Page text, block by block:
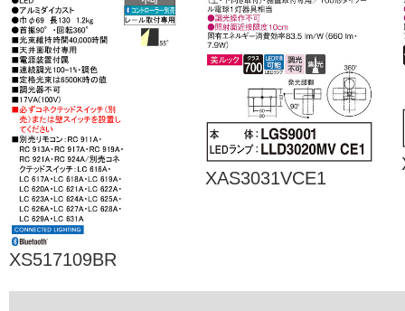
XS517109BR
XAS3031VCE1